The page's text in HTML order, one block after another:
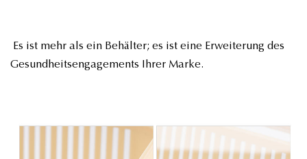
Es ist mehr als ein Behälter; es ist eine Erweiterung des
Gesundheitsengagements Ihrer Marke.